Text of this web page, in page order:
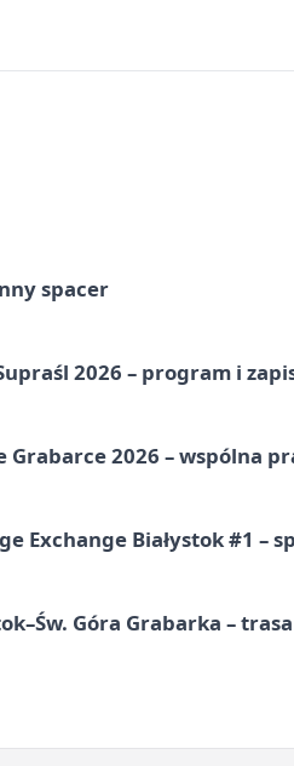
spacer
2026 – program i
Grabarce 2026 – wspólna
Exchange Białystok #1 –
Góra Grabarka –